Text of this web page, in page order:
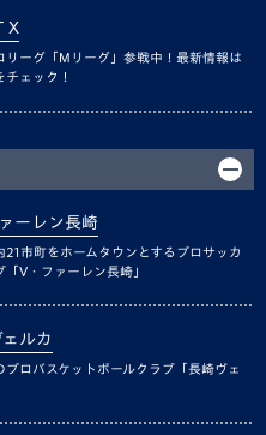
X
リーグ「Mリーグ」参戦中！最新情報は
チェック！
ーレン長崎
21市町をホームタウンとするプロサッカ
「V・ファーレン長崎」
ルカ
プロバスケットボールクラブ「長崎ヴェ